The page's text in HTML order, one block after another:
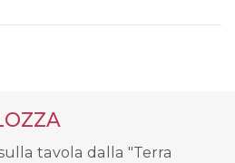
tavola dalla "Terra